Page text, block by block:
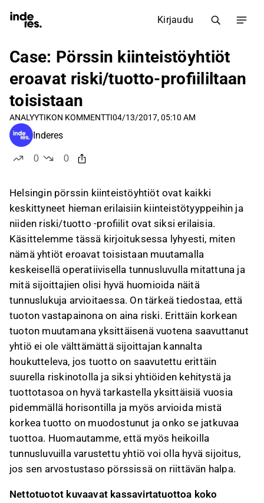
Kirjaudu
Case: Pörssin kiinteistöyhtiöt
eroavat riski/tuotto-profiililtaan
toisistaan
ANALYYTIKON KOMMENTTI04/13/2017, 05:10 AM
Inderes
0
0
Helsingin pörssin kiinteistöyhtiöt ovat kaikki
keskittyneet hieman erilaisiin kiinteistötyyppeihin ja
niiden riski/tuotto -profiilit ovat siksi erilaisia.
Käsittelemme tässä kirjoituksessa lyhyesti, miten
nämä yhtiöt eroavat toisistaan muutamalla
keskeisellä operatiivisella tunnusluvulla mitattuna ja
mitä sijoittajien olisi hyvä huomioida näitä
tunnuslukuja arvioitaessa. On tärkeä tiedostaa, että
tuoton vastapainona on aina riski. Erittäin korkean
tuoton muutamana yksittäisenä vuotena saavuttanut
yhtiö ei ole välttämättä sijoittajan kannalta
houkutteleva, jos tuotto on saavutettu erittäin
suurella riskinotolla ja siksi yhtiöiden kehitystä ja
tuottotasoa on hyvä tarkastella yksittäisiä vuosia
pidemmällä horisontilla ja myös arvioida mistä
korkea tuotto on muodostunut ja onko se jatkuvaa
tuottoa. Huomautamme, että myös heikoilla
tunnusluvuilla varustettu yhtiö voi olla hyvä sijoitus,
jos sen arvostustaso pörssissä on riittävän halpa.
Nettotuotot kuvaavat kassavirtatuottoa koko